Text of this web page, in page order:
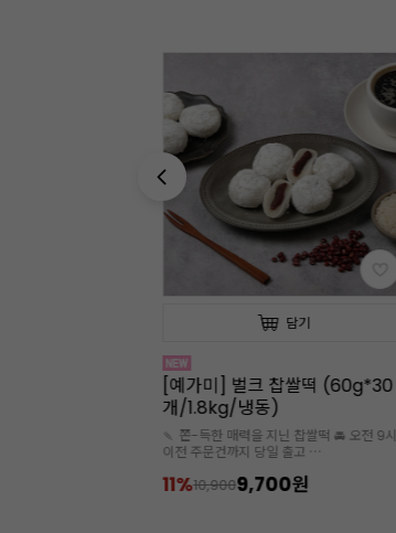
담기
[예가미] 벌크 찹쌀떡 (60g*30
개/1.8kg/냉동)
🍡 쫀-득한 매력을 지닌 찹쌀떡 🚘 오전 9시
이전 주문건까지 당일 출고
11%10,9009,700원